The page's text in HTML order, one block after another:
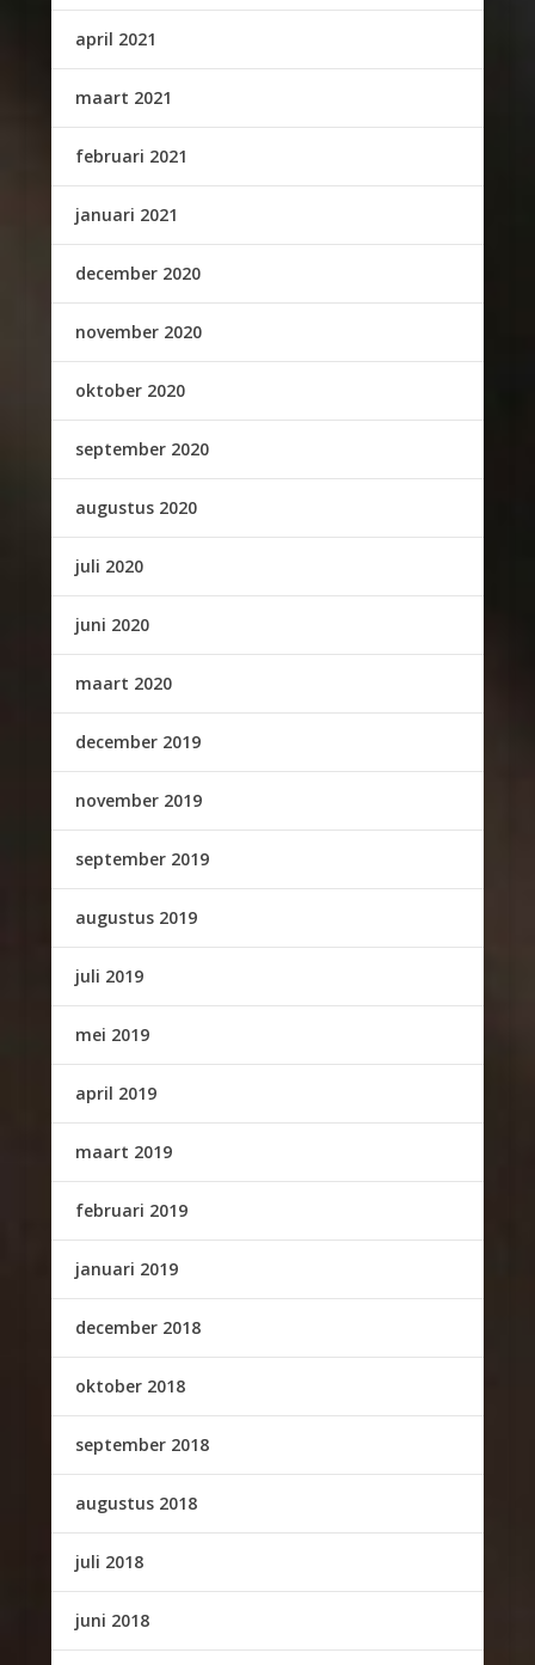
april 2021
maart 2021
februari 2021
januari 2021
december 2020
november 2020
oktober 2020
september 2020
augustus 2020
juli 2020
juni 2020
maart 2020
december 2019
november 2019
september 2019
augustus 2019
juli 2019
mei 2019
april 2019
maart 2019
februari 2019
januari 2019
december 2018
oktober 2018
september 2018
augustus 2018
juli 2018
juni 2018